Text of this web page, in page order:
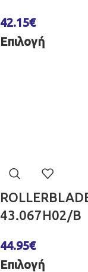
42.15€
Επιλογή
43.067H02/B
44.95€
Επιλογή